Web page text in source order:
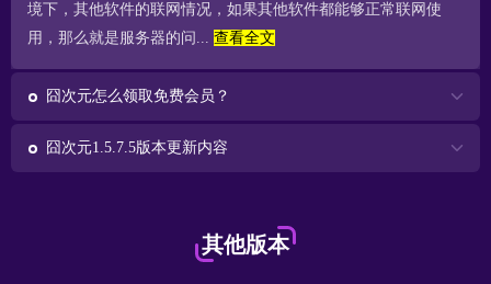
境下，其他软件的联网情况，如果其他软件都能够正常联网使
用，那么就是服务器的问... 查看全文
囧次元怎么领取免费会员？
囧次元1.5.7.5版本更新内容
其他版本